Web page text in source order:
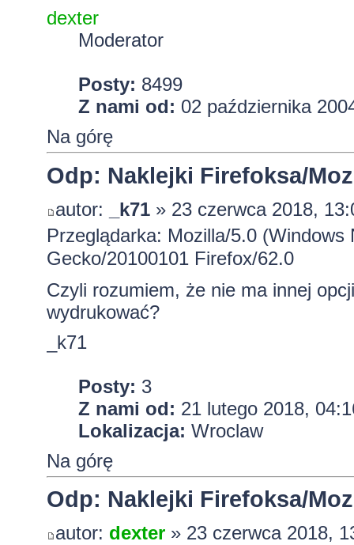
dexter
Moderator
Posty: 8499
Z nami od: 02 października
Na górę
Odp: Naklejki Firefoksa/
autor: _k71» 23 czerwca 2018,
Przeglądarka: Mozilla/5.0
Gecko/20100101 Firefox/62.0
Czyli rozumiem, że nie ma innej
wydrukować?
_k71
Posty: 3
Z nami od: 21 lutego 2018,
Lokalizacja: Wroclaw
Na górę
Odp: Naklejki Firefoksa/
autor: dexter» 23 czerwca 2018,